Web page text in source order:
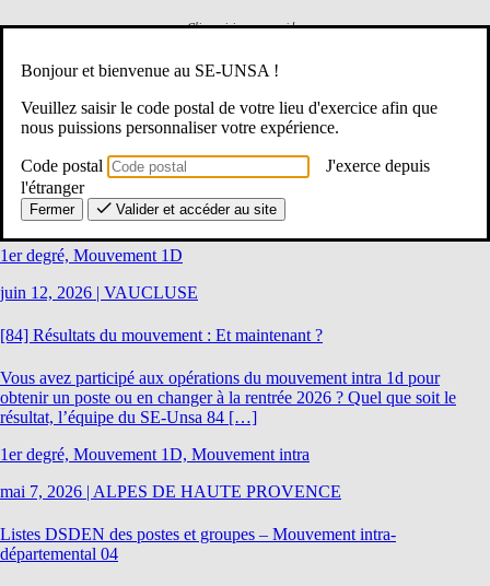
Cliquez ici pour y accéder
Partager
Consultez nos autres actualités
1er degré, Mouvement 1D
juin 12, 2026 | VAUCLUSE
[84] Résultats du mouvement : Et maintenant ?
Vous avez participé aux opérations du mouvement intra 1d pour
obtenir un poste ou en changer à la rentrée 2026 ? Quel que soit le
résultat, l’équipe du SE-Unsa 84 […]
1er degré, Mouvement 1D, Mouvement intra
mai 7, 2026 | ALPES DE HAUTE PROVENCE
Listes DSDEN des postes et groupes – Mouvement intra-
départemental 04
Bonjour et bienvenue au SE-UNSA !
Veuillez saisir le code postal de votre lieu d'exercice afin que
nous puissions personnaliser votre expérience.
Code postal
J'exerce depuis
l'étranger
Fermer Valider et accéder au site